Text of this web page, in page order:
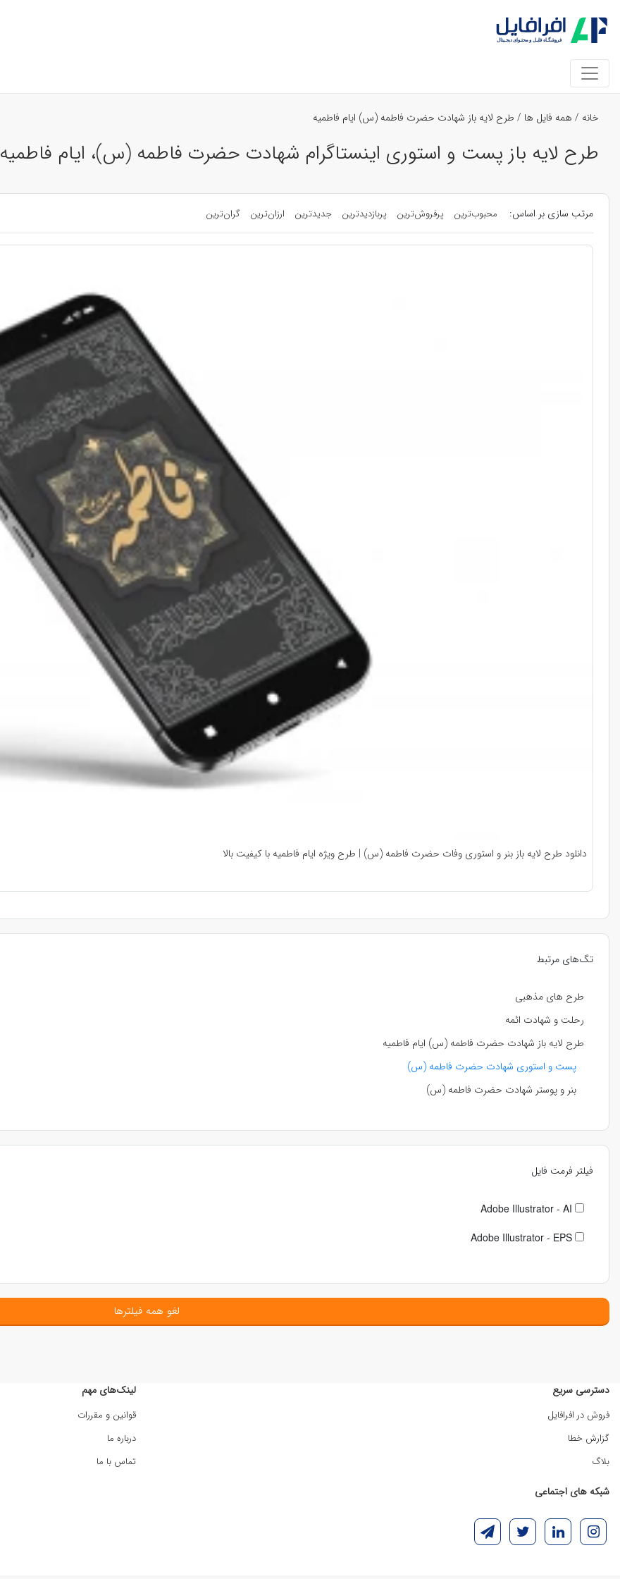
خانه / همه فایل ها / طرح لایه باز شهادت حضرت فاطمه (س) ایام فاطمیه
طرح لایه باز پست و استوری اینستاگرام شهادت حضرت فاطمه (س)، ایام فاطمیه
تگ‌های مرتبط
طرح های مذهبی
رحلت و شهادت ائمه
طرح لایه باز شهادت حضرت فاطمه (س) ایام فاطمیه
پست و استوری شهادت حضرت فاطمه (س)
بنر و پوستر شهادت حضرت فاطمه (س)
فیلتر فرمت فایل
Adobe Illustrator - AI
Adobe Illustrator - EPS
لغو همه فیلترها
مرتب سازی بر اساس: محبوب‌ترین پرفروش‌ترین پربازدیدترین جدیدترین ارزان‌ترین گران‌ترین
دانلود طرح لایه باز بنر و استوری وفات حضرت فاطمه (س) | طرح ویژه ایام فاطمیه با کیفیت بالا
دسترسی سریع
فروش در افرافایل
گزارش خطا
بلاگ
لینک‌های مهم
قوانین و مقررات
درباره ما
تماس با ما
شبکه های اجتماعی